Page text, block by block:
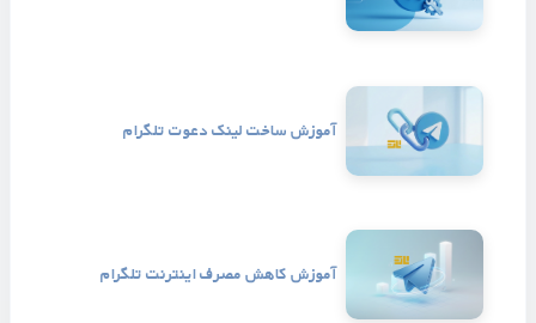
آموزش ساخت لینک دعوت تلگرام
آموزش کاهش مصرف اینترنت تلگرام